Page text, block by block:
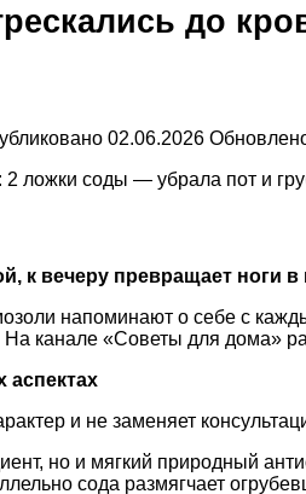
до
02.06.2026
к вечеру превращает ноги в
мозоли напоминают о себе с
канале «Советы для дома»
аспектах
и не заменяет
но и мягкий природный
сода размягчает